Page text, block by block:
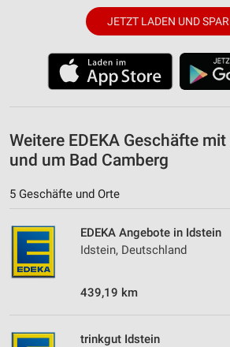
JETZT LADEN UND
Weitere EDEKA Geschäfte
und um Bad Camberg
5 Geschäfte und Orte
EDEKA Angebote in Idstein
Idstein, Deutschland
439,19 km
trinkgut Idstein
Wir nutzen Ihre Daten für folgende Zwecke:
IAB-Verarbeitungszwecke:
Speichern von oder Zugriff auf
auf einem Endgerät
Erstellung von Profilen für
Werbung
Verwendung von Profilen zur Auswahl
Erstellung von Profilen zur
von Inhalten
personalisierter Inhalte
Messung der Werbeleistung